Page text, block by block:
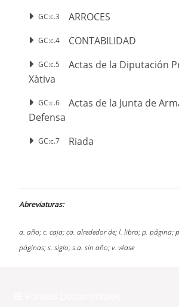
GC:c.3 ARROCES
GC:c.4 CONTABILIDAD
GC:c.5
Actas de la Diputación
Xàtiva
GC:c.6
Actas de la Junta de
Defensa
GC:c.7 Riada
Abreviaturas:
a. año; c. caja; ca. alrededor de; l. libro; p. página;
páginas; s. siglo; s.a. sin año; v. véase